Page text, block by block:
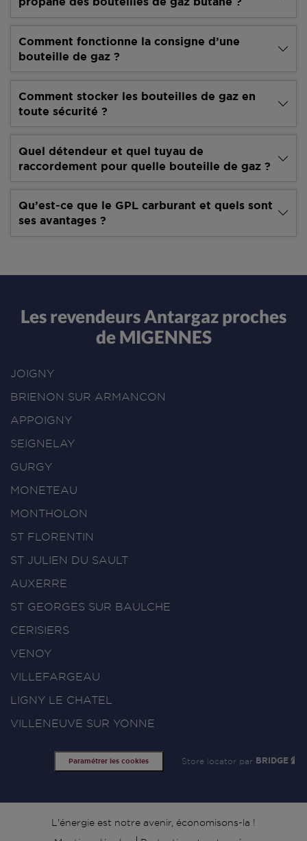
Comment fonctionne la consigne d’une
bouteille de gaz ?
Comment stocker les bouteilles de gaz en
toute sécurité ?
Quel détendeur et quel tuyau de
raccordement pour quelle bouteille de gaz ?
Qu’est-ce que le GPL carburant et quels sont
ses avantages ?
Les revendeurs Antargaz proches
de MIGENNES
JOIGNY
BRIENON SUR ARMANCON
APPOIGNY
SEIGNELAY
GURGY
MONETEAU
MONTHOLON
ST FLORENTIN
ST JULIEN DU SAULT
AUXERRE
ST GEORGES SUR BAULCHE
CERISIERS
VENOY
VILLEFARGEAU
LIGNY LE CHATEL
VILLENEUVE SUR YONNE
Paramétrer les cookies Store locator par BRIDGE
Signature
L'énergie est notre avenir, économisons-la !